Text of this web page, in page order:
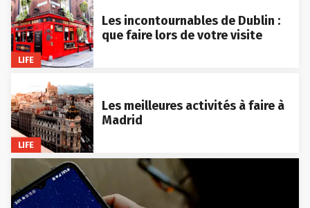
LIFE
Les incontournables de Dublin :
que faire lors de votre visite
LIFE
Les meilleures activités à faire à
Madrid